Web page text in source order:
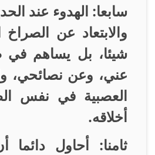
سابعا: الهدوء عند
والابتعاد عن
شيئا، بل يساهم
عني، وعن نصائحي،
العصبية في نفس
أخلاقه.
ثامنا: أحاول